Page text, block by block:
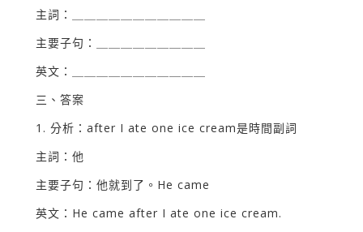
主詞：＿＿＿＿＿＿＿＿＿＿＿
主要子句：＿＿＿＿＿＿＿＿＿
英文：＿＿＿＿＿＿＿＿＿＿＿
三、答案
1. 分析：after I ate one ice cream是時間副詞
主詞：他
主要子句：他就到了。He came
英文：He came after I ate one ice cream.